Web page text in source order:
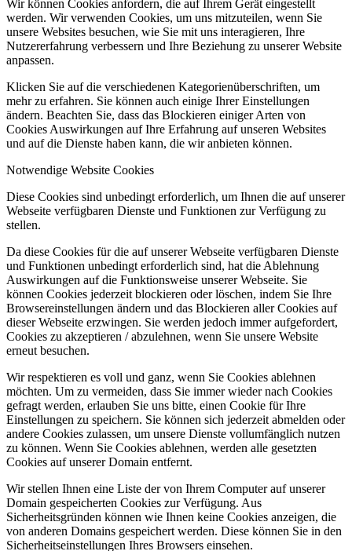
Wir können Cookies anfordern, die auf Ihrem Gerät eingestellt
werden. Wir verwenden Cookies, um uns mitzuteilen, wenn Sie
unsere Websites besuchen, wie Sie mit uns interagieren, Ihre
Nutzererfahrung verbessern und Ihre Beziehung zu unserer Website
anpassen.
Klicken Sie auf die verschiedenen Kategorienüberschriften, um
mehr zu erfahren. Sie können auch einige Ihrer Einstellungen
ändern. Beachten Sie, dass das Blockieren einiger Arten von
Cookies Auswirkungen auf Ihre Erfahrung auf unseren Websites
und auf die Dienste haben kann, die wir anbieten können.
Notwendige Website Cookies
Diese Cookies sind unbedingt erforderlich, um Ihnen die auf unserer
Webseite verfügbaren Dienste und Funktionen zur Verfügung zu
stellen.
Da diese Cookies für die auf unserer Webseite verfügbaren Dienste
und Funktionen unbedingt erforderlich sind, hat die Ablehnung
Auswirkungen auf die Funktionsweise unserer Webseite. Sie
können Cookies jederzeit blockieren oder löschen, indem Sie Ihre
Browsereinstellungen ändern und das Blockieren aller Cookies auf
dieser Webseite erzwingen. Sie werden jedoch immer aufgefordert,
Cookies zu akzeptieren / abzulehnen, wenn Sie unsere Website
erneut besuchen.
Wir respektieren es voll und ganz, wenn Sie Cookies ablehnen
möchten. Um zu vermeiden, dass Sie immer wieder nach Cookies
gefragt werden, erlauben Sie uns bitte, einen Cookie für Ihre
Einstellungen zu speichern. Sie können sich jederzeit abmelden oder
andere Cookies zulassen, um unsere Dienste vollumfänglich nutzen
zu können. Wenn Sie Cookies ablehnen, werden alle gesetzten
Cookies auf unserer Domain entfernt.
Wir stellen Ihnen eine Liste der von Ihrem Computer auf unserer
Domain gespeicherten Cookies zur Verfügung. Aus
Sicherheitsgründen können wie Ihnen keine Cookies anzeigen, die
von anderen Domains gespeichert werden. Diese können Sie in den
Sicherheitseinstellungen Ihres Browsers einsehen.